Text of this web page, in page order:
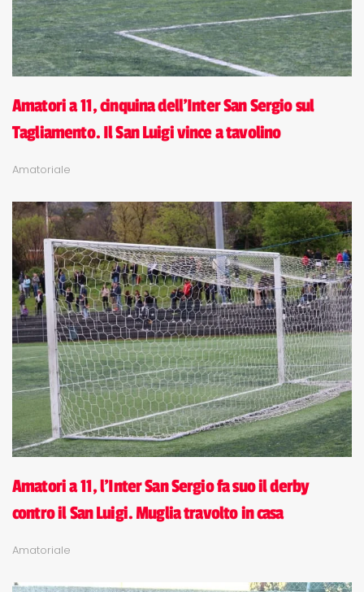
Amatori a 11, cinquina dell'Inter San Sergio sul
Tagliamento. Il San Luigi vince a tavolino
Amatoriale
Amatori a 11, l'Inter San Sergio fa suo il derby
contro il San Luigi. Muglia travolto in casa
Amatoriale